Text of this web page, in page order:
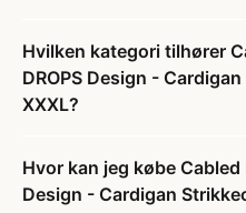
Hvilken kategori tilhører
DROPS Design -
XXXL?
Hvor kan jeg købe
Design - Cardigan